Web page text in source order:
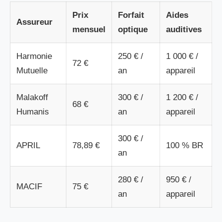
Assureur
Prix
mensuel
Forfait
optique
Aides
auditives
Harmonie
Mutuelle
72 €
250 € /
an
1 000 € /
appareil
Malakoff
Humanis
68 €
300 € /
an
1 200 € /
appareil
APRIL 78,89 €
300 € /
an
100 % BR
MACIF 75 €
280 € /
an
950 € /
appareil